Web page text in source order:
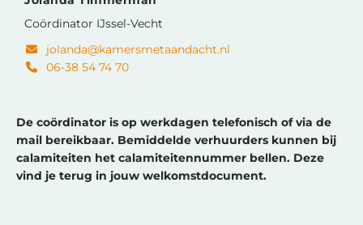
Coördinator IJssel-Vecht
jolanda@kamersmetaandacht.nl
06-38 54 74 70
De coördinator is op werkdagen telefonisch of via de
mail bereikbaar. Bemiddelde verhuurders kunnen bij
calamiteiten het calamiteitennummer bellen. Deze
vind je terug in jouw welkomstdocument.